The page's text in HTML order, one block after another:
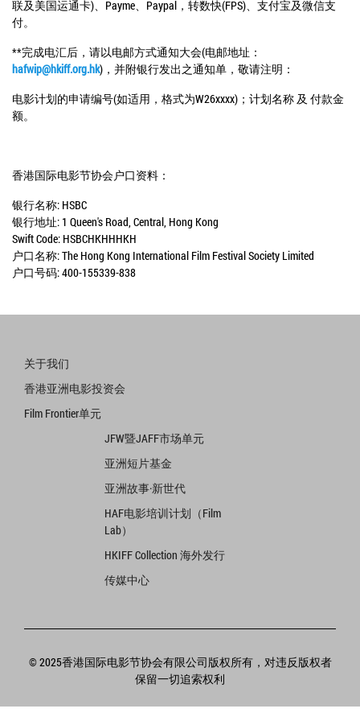
联及美国运通卡)、Payme、Paypal，转数快(FPS)、支付宝及微信支
付。
**完成电汇后，请以电邮方式通知大会(电邮地址：
hafwip@hkiff.org.hk)，并附银行发出之通知单，敬请注明：
电影计划的申请编号(如适用，格式为W26xxxx)；计划名称 及 付款金
额。
香港国际电影节协会户口资料：
银行名称: HSBC
银行地址: 1 Queen's Road, Central, Hong Kong
Swift Code: HSBCHKHHHKH
户口名称: The Hong Kong International Film Festival Society Limited
户口号码: 400-155339-838
关于我们
香港亚洲电影投资会
Film Frontier单元
JFW暨JAFF市场单元
亚洲短片基金
亚洲故事·新世代
HAF电影培训计划（Film
Lab）
HKIFF Collection 海外发行
传媒中心
© 2025香港国际电影节协会有限公司版权所有，对违反版权者
保留一切追索权利